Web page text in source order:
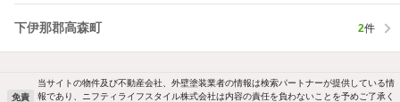
下伊那郡高森町 2件
免責
当サイトの物件及び不動産会社、外壁塗装業者の情報は検索パートナーが提供している情
報であり、ニフティライフスタイル株式会社は内容の責任を負わないことを予めご了承く